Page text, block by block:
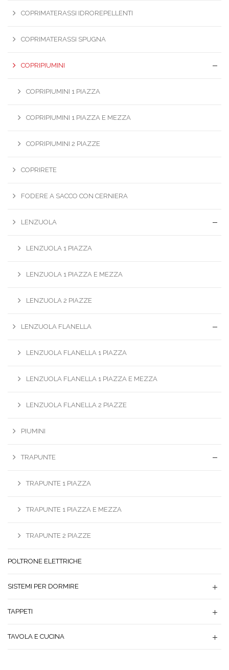
COPRIMATERASSI IDROREPELLENTI
COPRIMATERASSI SPUGNA
COPRIPIUMINI
COPRIPIUMINI 1 PIAZZA
COPRIPIUMINI 1 PIAZZA E MEZZA
COPRIPIUMINI 2 PIAZZE
COPRIRETE
FODERE A SACCO CON CERNIERA
LENZUOLA
LENZUOLA 1 PIAZZA
LENZUOLA 1 PIAZZA E MEZZA
LENZUOLA 2 PIAZZE
LENZUOLA FLANELLA
LENZUOLA FLANELLA 1 PIAZZA
LENZUOLA FLANELLA 1 PIAZZA E MEZZA
LENZUOLA FLANELLA 2 PIAZZE
PIUMINI
TRAPUNTE
TRAPUNTE 1 PIAZZA
TRAPUNTE 1 PIAZZA E MEZZA
TRAPUNTE 2 PIAZZE
POLTRONE ELETTRICHE
SISTEMI PER DORMIRE
TAPPETI
TAVOLA E CUCINA